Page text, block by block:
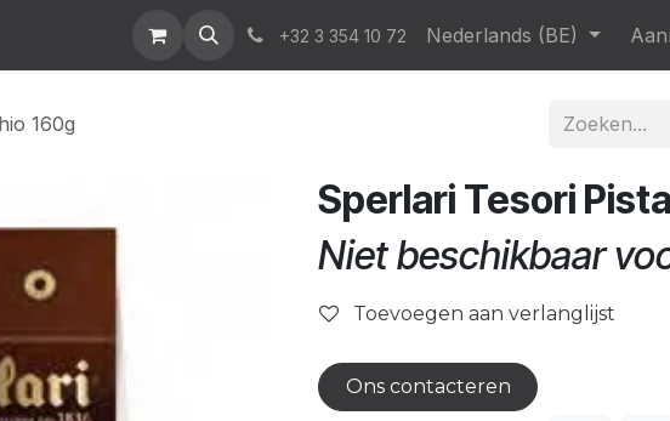
News & Events Who We Are Contact Help
+32 3 354 10 72 Nederlands (BE)
160g
Sperlari Tesori
Niet beschikbaar
Toevoegen aan verlanglijst
Ons contacteren